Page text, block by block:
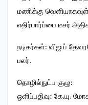
மணிக்கு
எதிர்பார்ப்பை டீசர்
நடிகர்கள்: விஜய்
பலர்.
தொழில்நுட்ப குழு:
ஒளிப்பதிவு: கே.யு.